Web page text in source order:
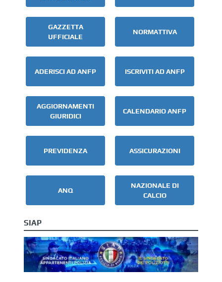
GAZZETTA
UFFICIALE
NORMATTIVA
ADERISCI AD ANFP ISCRIVITI AD ANFP
AGGIORNAMENTI
GIURIDICI
CALENDARIO ANFP
PREVIDENZA ASSICURAZIONI
ANQ
NAZIONALE DI
CALCIO
SIAP